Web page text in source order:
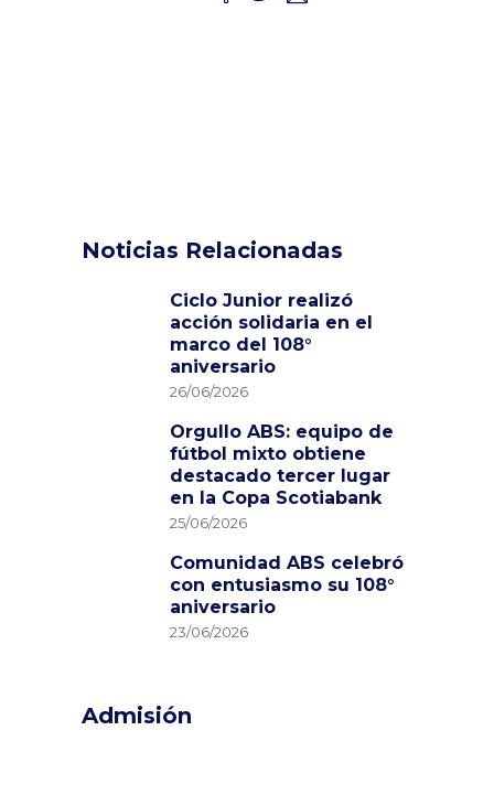
Noticias Relacionadas
Ciclo Junior realizó
acción solidaria en el
marco del 108°
aniversario
26/06/2026
Orgullo ABS: equipo de
fútbol mixto obtiene
destacado tercer lugar
en la Copa Scotiabank
25/06/2026
Comunidad ABS celebró
con entusiasmo su 108°
aniversario
23/06/2026
Admisión